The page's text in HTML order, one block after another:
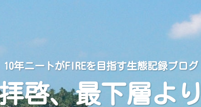
10年ニートがFIREを目指す生態記録ブログ
啓、最下層より